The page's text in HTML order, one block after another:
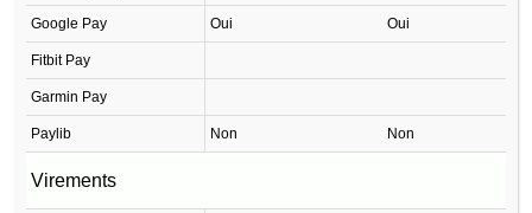
Google Pay Oui Oui
Fitbit Pay
Garmin Pay
Paylib Non Non
Virements